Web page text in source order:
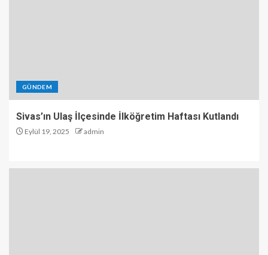
GÜNDEM
Sivas’ın Ulaş İlçesinde İlköğretim Haftası Kutlandı
Eylül 19, 2025 admin